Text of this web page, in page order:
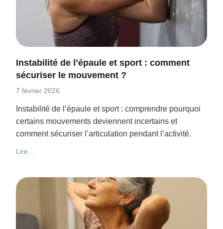
Instabilité de l’épaule et sport : comment
sécuriser le mouvement ?
7 février 2026
Instabilité de l’épaule et sport : comprendre pourquoi
certains mouvements deviennent incertains et
comment sécuriser l’articulation pendant l’activité.
Lire...